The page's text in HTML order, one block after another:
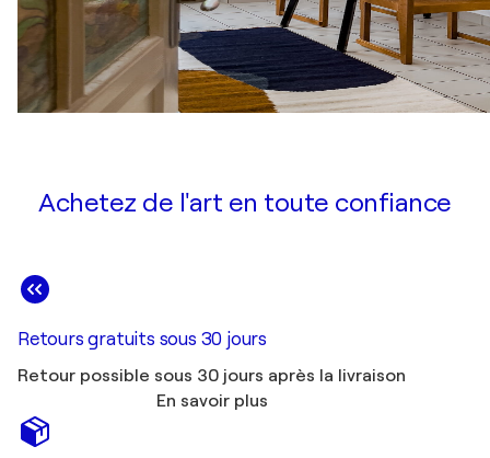
Achetez de l'art en toute confiance
Retours gratuits sous 30 jours
Retour possible sous 30 jours après la livraison
En savoir plus